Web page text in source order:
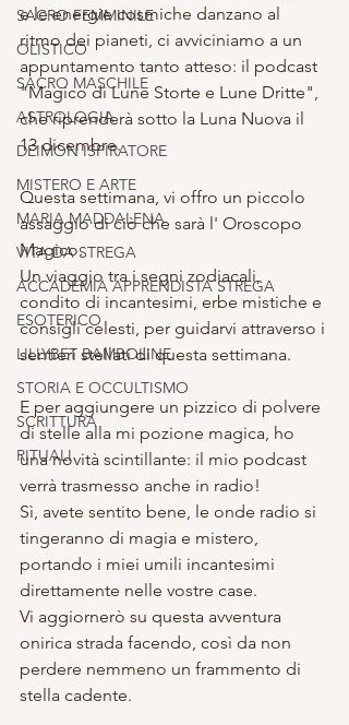
SACRO FEMMINILE
OLISTICO
SACRO MASCHILE
ASTROLOGIA
DEIMON ISPIRATORE
MISTERO E ARTE
MARIA MADDALENA
VITA DA STREGA
ACCADEMIA APPRENDISTA STREGA
ESOTERICO
LILLYBET BAMBOLINE
STORIA E OCCULTISMO
SCRITTURA
RITUALI
e le energie cosmiche danzano al
ritmo dei pianeti, ci avviciniamo a un
appuntamento tanto atteso: il podcast
"Magico di Lune Storte e Lune Dritte",
che riprenderà sotto la Luna Nuova il
13 dicembre.
Questa settimana, vi offro un piccolo
assaggio di ciò che sarà l' Oroscopo
Magico.
Un viaggio tra i segni zodiacali,
condito di incantesimi, erbe mistiche e
consigli celesti, per guidarvi attraverso i
sentieri stellati di questa settimana.
E per aggiungere un pizzico di polvere
di stelle alla mi pozione magica, ho
una novità scintillante: il mio podcast
verrà trasmesso anche in radio!
Sì, avete sentito bene, le onde radio si
tingeranno di magia e mistero,
portando i miei umili incantesimi
direttamente nelle vostre case.
Vi aggiornerò su questa avventura
onirica strada facendo, così da non
perdere nemmeno un frammento di
stella cadente.